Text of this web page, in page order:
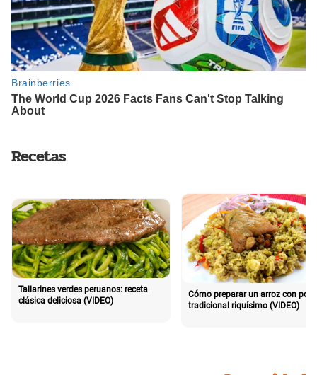
Recetas
Tallarines verdes peruanos: receta
clásica deliciosa (VIDEO)
Cómo preparar un arroz con pollo
tradicional riquísimo (VIDEO)